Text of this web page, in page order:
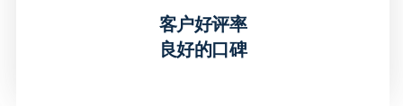
客户好评率
良好的口碑